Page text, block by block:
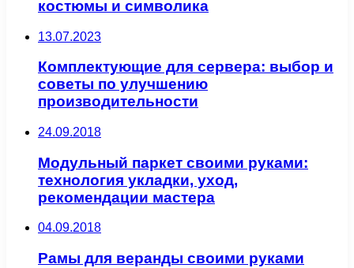
костюмы и символика
13.07.2023
Комплектующие для сервера: выбор и
советы по улучшению
производительности
24.09.2018
Модульный паркет своими руками:
технология укладки, уход,
рекомендации мастера
04.09.2018
Рамы для веранды своими руками